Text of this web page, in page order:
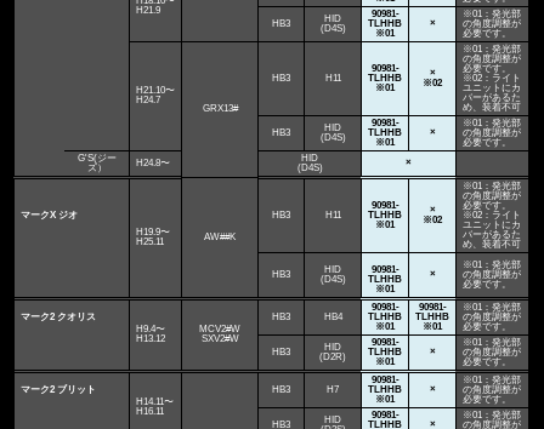
H21.9
HB3
HID
(D4S)
90981-
TLHHB
※01
×
※01：発光部
の角度調整が
必要です。
H21.10〜
H24.7
GRX13#
HB3 H11
90981-
TLHHB
※01
×
※02
※01：発光部
の角度調整が
必要です。
※02：ライト
ユニットにカ
バーがあるた
め、装着不可
HB3
HID
(D4S)
90981-
TLHHB
※01
×
※01：発光部
の角度調整が
必要です。
G'S(ジー
ズ）
H24.8〜
HID
(D4S)
×
マークX ジオ
H19.9〜
H25.11
AW##K
HB3 H11
90981-
TLHHB
※01
×
※02
※01：発光部
の角度調整が
必要です。
※02：ライト
ユニットにカ
バーがあるた
め、装着不可
HB3
HID
(D4S)
90981-
TLHHB
※01
×
※01：発光部
の角度調整が
必要です。
マーク2 クオリス
H9.4〜
H13.12
MCV2#W
SXV2#W
HB3 HB4
90981-
TLHHB
※01
90981-
TLHHB
※01
※01：発光部
の角度調整が
必要です。
HB3
HID
(D2R)
90981-
TLHHB
※01
×
※01：発光部
の角度調整が
必要です。
マーク2 ブリット
H14.11〜
H16.11
HB3 H7
90981-
TLHHB
※01
×
※01：発光部
の角度調整が
必要です。
HB3
HID
90981-
TLHHB
×
※01：発光部
の角度調整が